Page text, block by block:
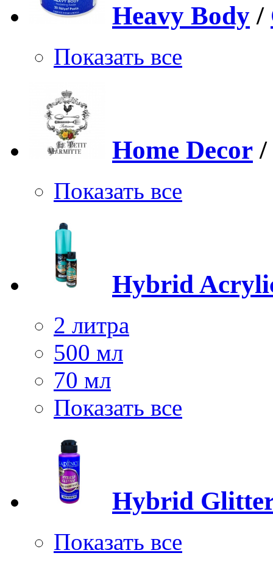
Heavy Body /
Показать все
Home Decor /
Показать все
Hybrid
2 литра
500 мл
70 мл
Показать все
Hybrid
Показать все